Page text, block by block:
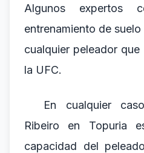
Algunos expertos
entrenamiento de
cualquier peleador
la UFC.
En cualquier
Ribeiro en Topuria
capacidad del